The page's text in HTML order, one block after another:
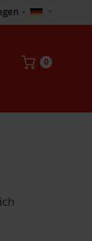
• Store
wählen
0